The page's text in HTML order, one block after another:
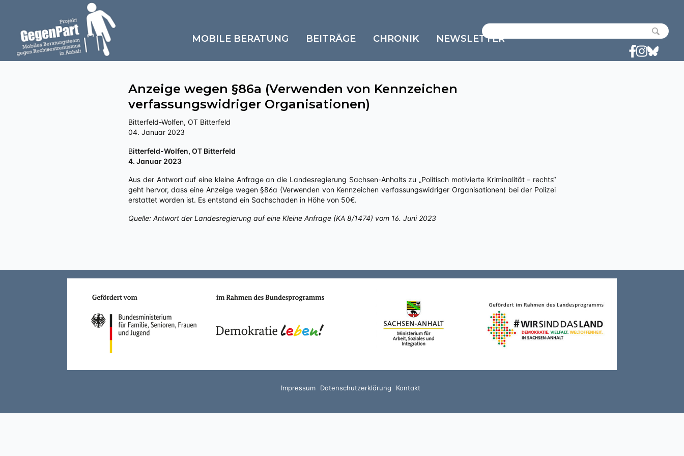
MOBILE BERATUNG BEITRÄGE CHRONIK NEWSLETTER
Anzeige wegen §86a (Verwenden von Kennzeichen
verfassungswidriger Organisationen)
Bitterfeld-Wolfen, OT Bitterfeld
04. Januar 2023
Bitterfeld-Wolfen, OT Bitterfeld
4. Januar 2023
Aus der Antwort auf eine kleine Anfrage an die Landesregierung Sachsen-Anhalts zu „Politisch motivierte Kriminalität – rechts“
geht hervor, dass eine Anzeige wegen §86a (Verwenden von Kennzeichen verfassungswidriger Organisationen) bei der Polizei
erstattet worden ist. Es entstand ein Sachschaden in Höhe von 50€.
Quelle: Antwort der Landesregierung auf eine Kleine Anfrage (KA 8/1474) vom 16. Juni 2023
Impressum Datenschutzerklärung Kontakt